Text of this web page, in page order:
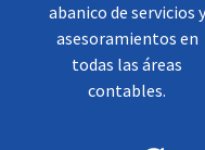
abanico de servicios y
asesoramientos en
todas las áreas
contables.